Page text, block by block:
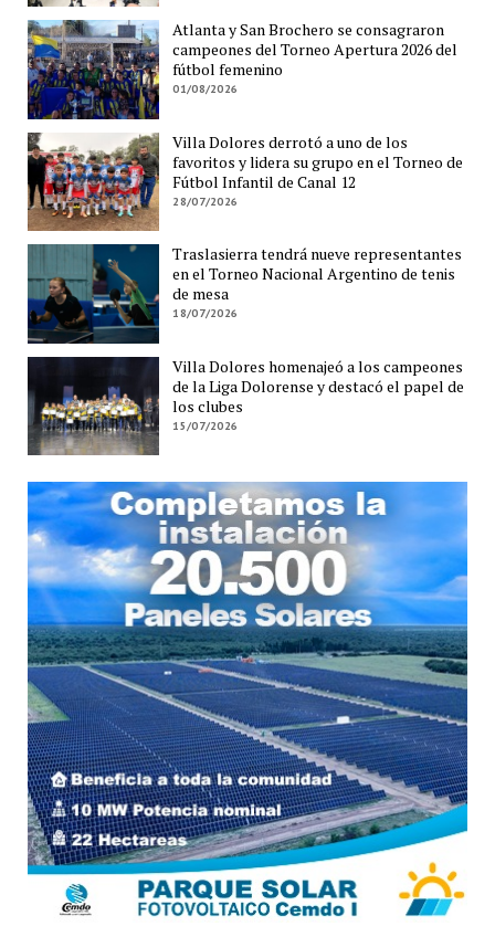
Atlanta y San Brochero se consagraron
campeones del Torneo Apertura 2026 del
fútbol femenino
01/08/2026
Villa Dolores derrotó a uno de los
favoritos y lidera su grupo en el Torneo de
Fútbol Infantil de Canal 12
28/07/2026
Traslasierra tendrá nueve representantes
en el Torneo Nacional Argentino de tenis
de mesa
18/07/2026
Villa Dolores homenajeó a los campeones
de la Liga Dolorense y destacó el papel de
los clubes
15/07/2026